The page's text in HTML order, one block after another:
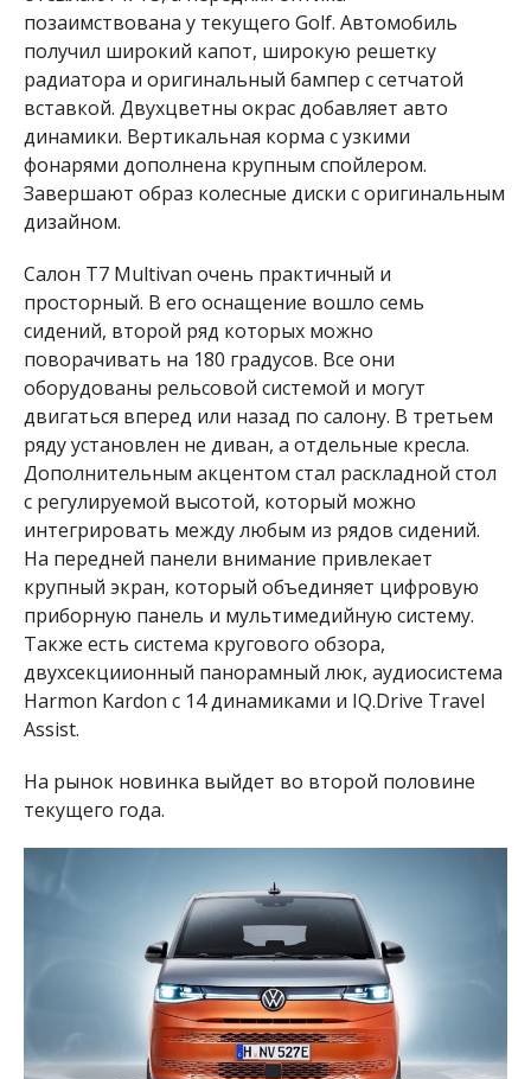
позаимствована у текущего Golf. Автомобиль
получил широкий капот, широкую решетку
радиатора и оригинальный бампер с сетчатой
вставкой. Двухцветны окрас добавляет авто
динамики. Вертикальная корма с узкими
фонарями дополнена крупным спойлером.
Завершают образ колесные диски с оригинальным
дизайном.
Салон T7 Multivan очень практичный и
просторный. В его оснащение вошло семь
сидений, второй ряд которых можно
поворачивать на 180 градусов. Все они
оборудованы рельсовой системой и могут
двигаться вперед или назад по салону. В третьем
ряду установлен не диван, а отдельные кресла.
Дополнительным акцентом стал раскладной стол
с регулируемой высотой, который можно
интегрировать между любым из рядов сидений.
На передней панели внимание привлекает
крупный экран, который объединяет цифровую
приборную панель и мультимедийную систему.
Также есть система кругового обзора,
двухсекциионный панорамный люк, аудиосистема
Harmon Kardon с 14 динамиками и IQ.Drive Travel
Assist.
На рынок новинка выйдет во второй половине
текущего года.